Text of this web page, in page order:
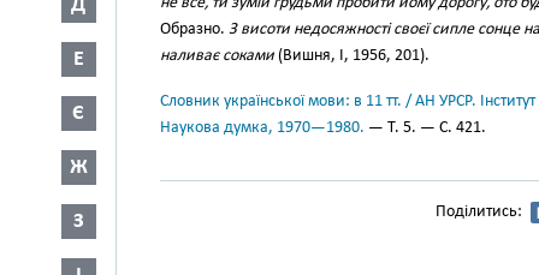
Д
Е
Є
Ж
З
Образно. З висоти недосяжності своєї сипле сонце
наливає соками (Вишня, І, 1956, 201).
Словник української мови: в 11 тт. / АН УРСР.
Наукова думка, 1970—1980. — Т. 5. — С. 421.
Поділитись: